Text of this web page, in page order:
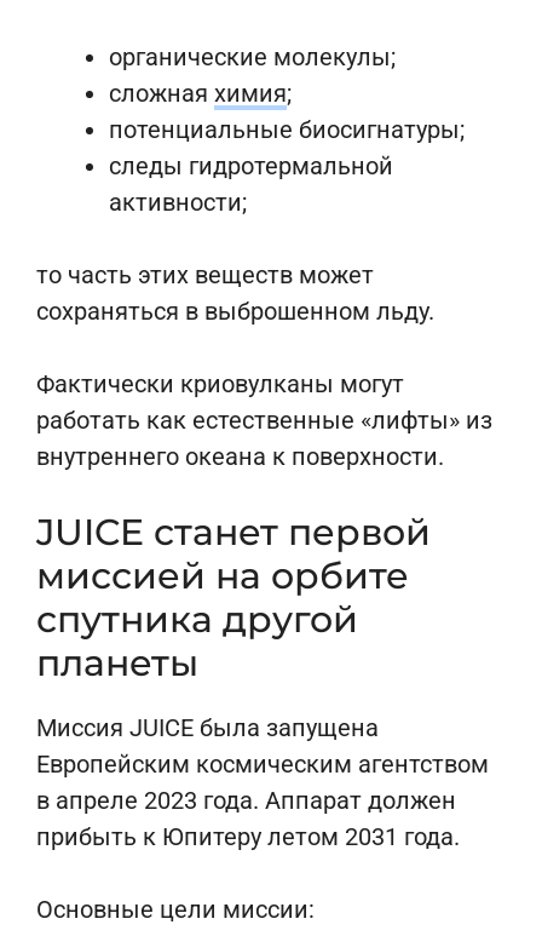
органические молекулы;
сложная химия;
потенциальные биосигнатуры;
следы гидротермальной
активности;
то часть этих веществ может
сохраняться в выброшенном льду.
Фактически криовулканы могут
работать как естественные «лифты» из
внутреннего океана к поверхности.
JUICE станет первой
миссией на орбите
спутника другой
планеты
Миссия JUICE была запущена
Европейским космическим агентством
в апреле 2023 года. Аппарат должен
прибыть к Юпитеру летом 2031 года.
Основные цели миссии: